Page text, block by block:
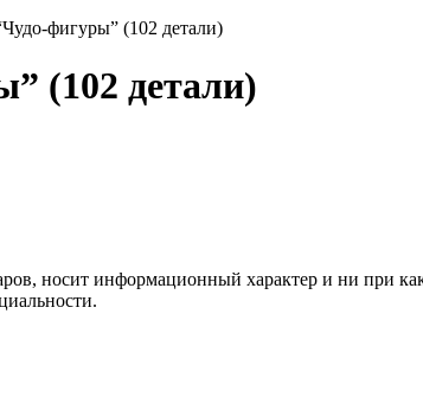
фигуры” (102 детали)
(102 детали)
носит информационный характер и ни при